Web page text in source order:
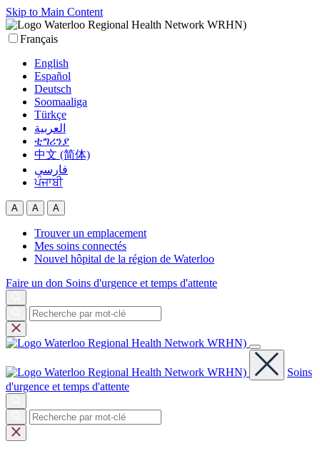
Skip to Main Content
Français
English
Español
Deutsch
Soomaaliga
Türkçe
العربية‏
ቲግሪንያ
中文 (简体)
فارسی
ਪੰਜਾਬੀ
A A A
Trouver un emplacement
Mes soins connectés
Nouvel hôpital de la région de Waterloo
Faire un don Soins d'urgence et temps d'attente
Soins
d'urgence et temps d'attente